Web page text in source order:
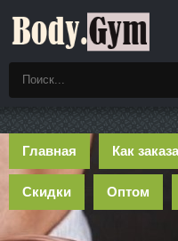
Главная Как
Скидки Оптом